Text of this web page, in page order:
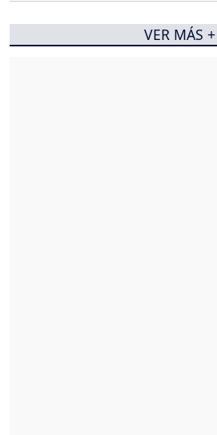
VER MÁS +